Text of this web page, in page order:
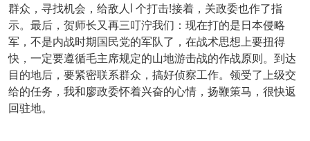
群众，寻找机会，给敌人l 个打击!接着，关政委也作了指
示。最后，贺师长又再三叮泞我们：现在打的是日本侵略
军，不是内战时期国民党的军队了，在战术思想上要扭得
快，一定要遵循毛主席规定的山地游击战的作战原则。到达
目的地后，要紧密联系群众，搞好侦察工作。领受了上级交
给的任务，我和廖政委怀着兴奋的心情，扬鞭策马，很快返
回驻地。